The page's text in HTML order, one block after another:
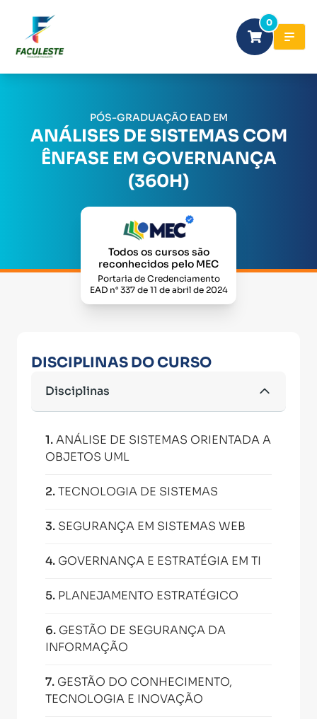
0
PÓS-GRADUAÇÃO EAD EM
ANÁLISES DE SISTEMAS COM
ÊNFASE EM GOVERNANÇA
(360H)
Todos os cursos são
reconhecidos pelo MEC
Portaria de Credenciamento
EAD n° 337 de 11 de abril de 2024
DISCIPLINAS DO CURSO
Disciplinas
1.ANÁLISE DE SISTEMAS ORIENTADA A
OBJETOS UML
2.TECNOLOGIA DE SISTEMAS
3. SEGURANÇA EM SISTEMAS WEB
4. GOVERNANÇA E ESTRATÉGIA EM TI
5. PLANEJAMENTO ESTRATÉGICO
6. GESTÃO DE SEGURANÇA DA
INFORMAÇÃO
7. GESTÃO DO CONHECIMENTO,
TECNOLOGIA E INOVAÇÃO